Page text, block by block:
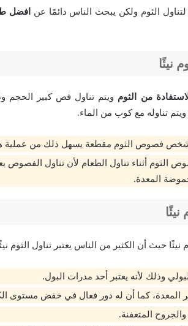
الثوم ولكن يبحث الناس دائمًا عن افضل
نيئًا
من الثوم ويتم تناول فص كبير الحجم
تناوله مع كوب من الماء.
فصوص الثوم مقطعة يسهل ذلك من عملية
الثوم أثناء تناول الطعام لأن تناول
المعدة.
نيئًا حيث أن الكثير من الناس يعتبر تناول الثوم
وذلك لأنه يعتبر أحد مدرات البول.
المعدة، كما أن له دور فعال في خفض مستوى
المتعفنة.